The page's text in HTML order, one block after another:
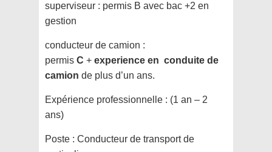
superviseur : permis B avec bac +2 en
gestion
conducteur de camion :
permis C + experience en conduite de
camion de plus d’un ans.
Expérience professionnelle : (1 an – 2
ans)
Poste : Conducteur de transport de